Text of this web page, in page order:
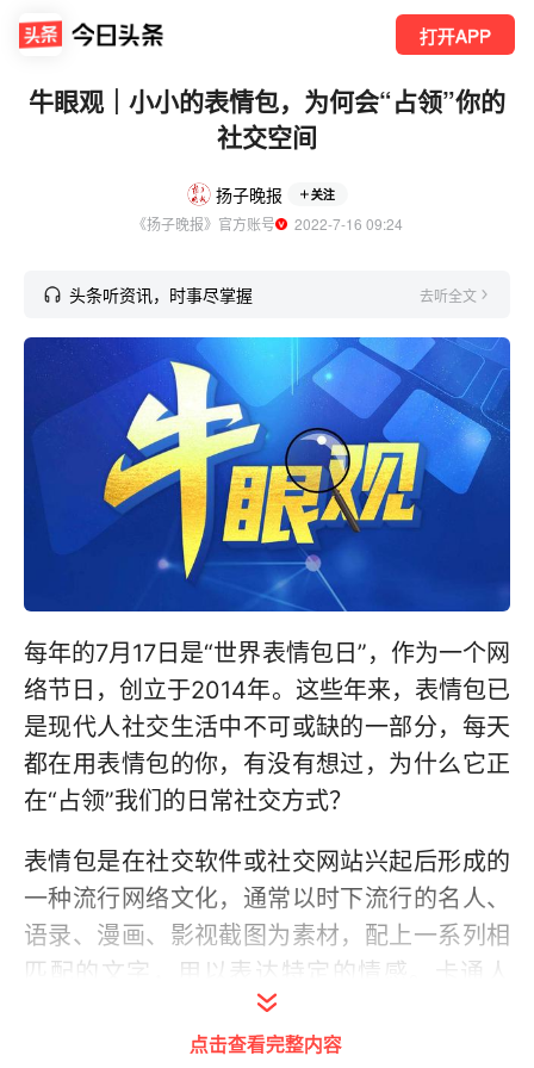
打开APP
牛眼观｜小小的表情包，为何会“占领”你的
社交空间
扬子晚报 关注
《扬子晚报》官方账号
  2022-7-16 09:24
头条听资讯，时事尽掌握 去听全文
每年的7月17日是“世界表情包日”，作为一个网
络节日，创立于2014年。这些年来，表情包已
是现代人社交生活中不可或缺的一部分，每天
都在用表情包的你，有没有想过，为什么它正
在“占领”我们的日常社交方式？
表情包是在社交软件或社交网站兴起后形成的
一种流行网络文化，通常以时下流行的名人、
语录、漫画、影视截图为素材，配上一系列相
匹配的文字，用以表达特定的情感。卡通人
物、影视人物或者是单纯的潮流用语都可以成
为一个表情包，“万物皆可表情包”。
点击查看完整内容